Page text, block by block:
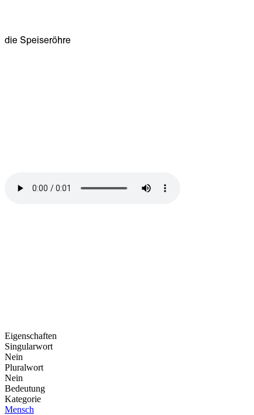
die Speiseröhre
Eigenschaften
Singularwort
Nein
Pluralwort
Nein
Bedeutung
Kategorie
Mensch